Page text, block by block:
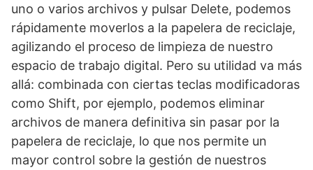
uno o varios archivos y pulsar Delete, podemos
rápidamente moverlos a la papelera de reciclaje,
agilizando el proceso de limpieza de nuestro
espacio de trabajo digital. Pero su utilidad va más
allá: combinada con ciertas teclas modificadoras
como Shift, por ejemplo, podemos eliminar
archivos de manera definitiva sin pasar por la
papelera de reciclaje, lo que nos permite un
mayor control sobre la gestión de nuestros